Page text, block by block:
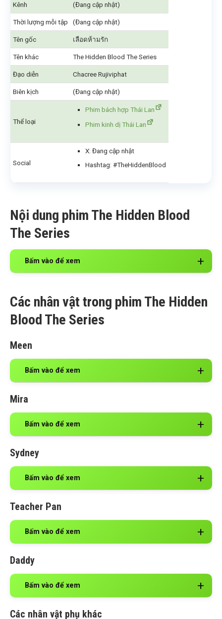
Kênh (Đang cập nhật)
Thời lượng mỗi tập (Đang cập nhật)
Tên gốc เลือดห้ามรัก
Tên khác The Hidden Blood The Series
Đạo diễn Chacree Rujiviphat
Biên kịch (Đang cập nhật)
Thể loại
Phim bách hợp Thái Lan
Phim kinh dị Thái Lan
Social
X: Đang cập nhật
Hashtag: #TheHiddenBlood
Nội dung phim The Hidden Blood
The Series
Bấm vào để xem
Các nhân vật trong phim The Hidden
Blood The Series
Meen
Bấm vào để xem
Mira
Bấm vào để xem
Sydney
Bấm vào để xem
Teacher Pan
Bấm vào để xem
Daddy
Bấm vào để xem
Các nhân vật phụ khác